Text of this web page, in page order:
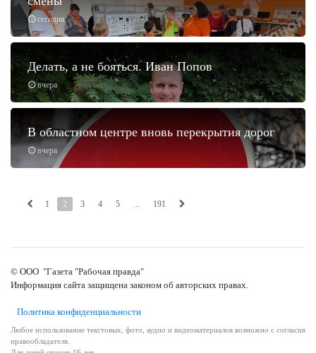
сегодня
вчера
Делать, а не бояться. Иван Попов
вчера
В областном центре вновь перекрытия дорог
1 2 3 4 5 ... 191
© ООО "Газета "Рабочая правда"
Информация сайта защищена законом об авторских правах.
Политика конфиденциальности
Любое использование текстовых, фото, аудио и видеоматериалов возможно с согласия
правообладателя.